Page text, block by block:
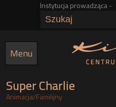
Przejdź
treści
Instytucja prowadząca -
Menu
Super Charlie
Animacja/Familijny